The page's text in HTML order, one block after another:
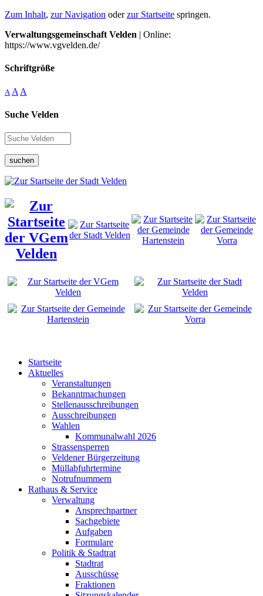
Zum Inhalt, zur Navigation oderzur Startseite springen.
Verwaltungsgemeinschaft Velden | Online:
https://www.vgvelden.de/
Schriftgröße
A A A
Suche Velden
suchen
Startseite
Aktuelles
Veranstaltungen
Bekanntmachungen
Stellenausschreibungen
Ausschreibungen
Wahlen
Kommunalwahl 2026
Strassensperren
Veldener Bürgerzeitung
Müllabfuhrtermine
Notrufnummern
Rathaus & Service
Verwaltung
Ansprechpartner
Sachgebiete
Aufgaben
Formulare
Politik & Stadtrat
Stadtrat
Ausschüsse
Fraktionen